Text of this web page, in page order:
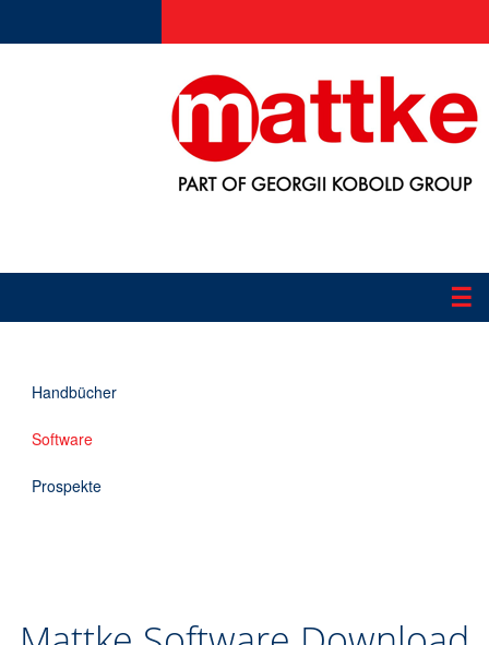
☰
Applikationen
Informationen
Downloads
Handbücher
Software
Prospekte